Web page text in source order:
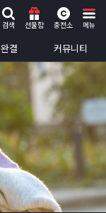
검색 선물함 충전소 메뉴
완결 커뮤니티